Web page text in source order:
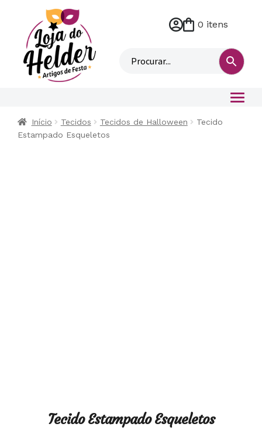
M
n
0 itens
Início Tecidos Tecidos de Halloween
Tecido
Estampado Esqueletos
Tecido Estampado Esqueletos